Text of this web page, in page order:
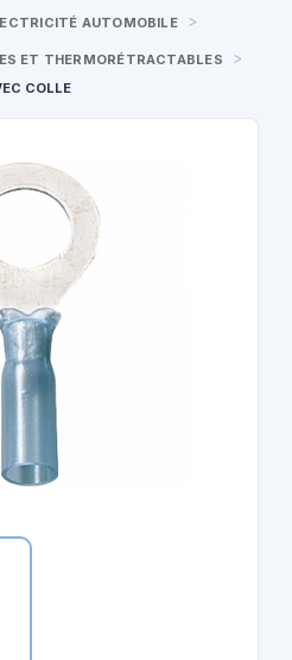
AUTOMOBILE
ET THERMORÉTRACTABLES
COLLE